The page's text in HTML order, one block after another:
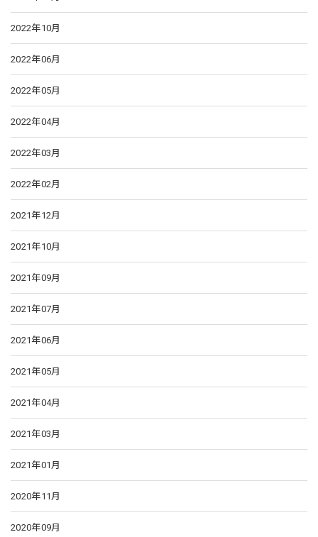
2022年10月
2022年06月
2022年05月
2022年04月
2022年03月
2022年02月
2021年12月
2021年10月
2021年09月
2021年07月
2021年06月
2021年05月
2021年04月
2021年03月
2021年01月
2020年11月
2020年09月